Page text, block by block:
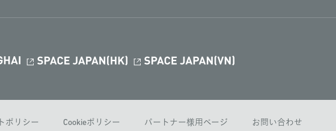
ポリシー Cookieポリシー パートナー様用ページ お問い合わせ